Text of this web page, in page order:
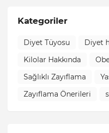
Kategoriler
Diyet Tüyosu Diyet
Kilolar Hakkında
Sağlıklı Zayıflama
Zayıflama Önerileri